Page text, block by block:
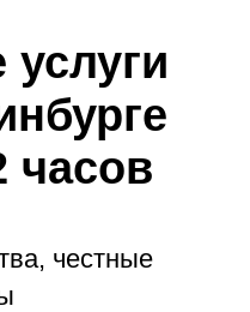
часов
честные